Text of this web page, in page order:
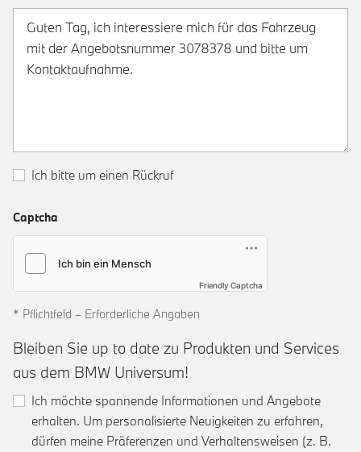
Ich bitte um einen Rückruf
Captcha
Friendly Captcha
* Pflichtfeld – Erforderliche Angaben
Bleiben Sie up to date zu Produkten und Services
aus dem BMW Universum!
Ich möchte spannende Informationen und Angebote
erhalten. Um personalisierte Neuigkeiten zu erfahren,
dürfen meine Präferenzen und Verhaltensweisen (z. B.